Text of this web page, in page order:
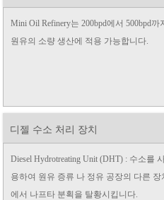
Mini Oil Refinery는 200bpd에서 500bpd까
원유의 소량 생산에 적용 가능합니다.
디젤 수소 처리 장치
Diesel Hydrotreating Unit (DHT) : 수소를
용하여 원유 증류 나 정유 공장의 다른 장
에서 나프타 분획을 탈황시킵니다.